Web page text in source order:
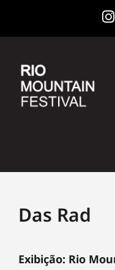
Das Rad
Exibição: Rio